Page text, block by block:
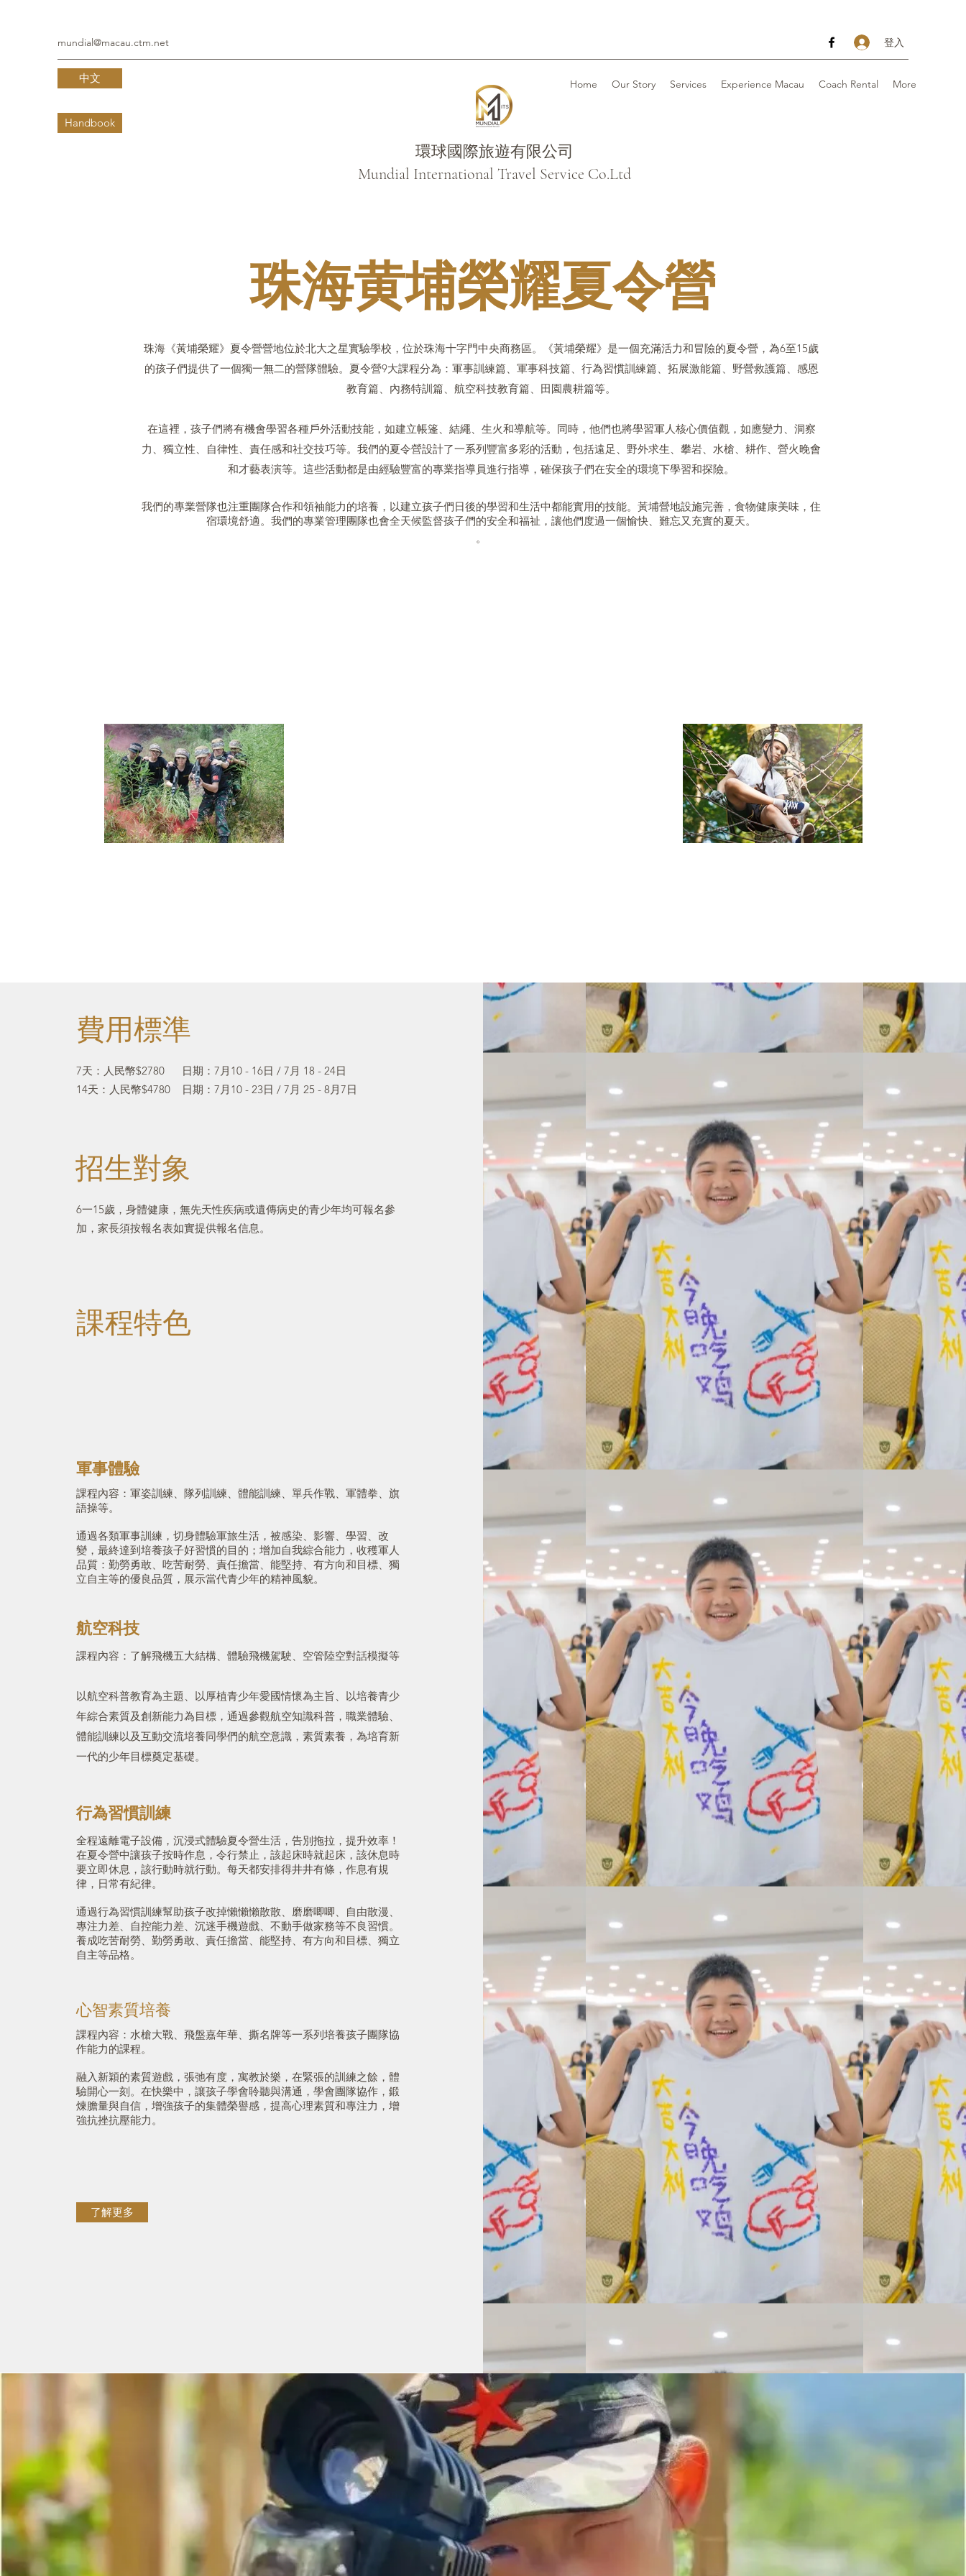
mundial@macau.ctm.net 登入
中文
Handbook
Home Our Story Services Experience Macau Coach Rental More
環球國際旅遊有限公司
Mundial International Travel Service Co.Ltd
珠海黄埔榮耀夏令營
珠海《黃埔榮耀》夏令營營地位於北大之星實驗學校，位於珠海十字門中央商務區。 《黃埔榮耀》 是一個充滿活力和冒險的夏令營，為6至15歲
的孩子們提供了一個獨一無二的營隊體驗。夏令營9大課程分為：軍事訓練篇、軍事科技篇、行為習慣訓練篇、拓展激能篇、野營救護篇、感恩
教育篇、內務特訓篇、航空科技教育篇、田園農耕篇等。
在這裡，孩子們將有機會學習各種戶外活動技能，如建立帳篷、結繩、生火和導航等。同時，他們也將學習軍人核心價值觀，如應變力、洞察
力、獨立性、自律性、責任感和社交技巧等。我們的夏令營設計了一系列豐富多彩的活動，包括遠足、野外求生、攀岩、水槍、耕作、營火晚會
和才藝表演等。這些活動都是由經驗豐富的專業指導員進行指導，確保孩子們在安全的環境下學習和探險。
我們的專業營隊也注重團隊合作和領袖能力的培養，以建立孩子們日後的學習和生活中都能實用的技能。 黃埔營地設施完善，食物健康美味，住
宿環境舒適。我們的專業管理團隊也會全天候監督孩子們的安全和福祉，讓他們度過一個愉快、 難忘又充實的夏天。
。
費用標準
7天：人民幣$2780 日期：7月10 - 16日 / 7月 18 - 24日
14天：人民幣$4780 日期：7月10 - 23日 / 7月 25 - 8月7日
招生對象
6一15歲，身體健康，無先天性疾病或遺傳病史的青少年均可報名參
加，家長須按報名表如實提供報名信息。
課程特色
軍事體驗
課程內容：軍姿訓練、隊列訓練、體能訓練、單兵作戰、軍體拳、旗
語操等。
通過各類軍事訓練，切身體驗軍旅生活，被感染、影響、學習、改
變，最終達到培養孩子好習慣的目的；增加自我綜合能力，收穫軍人
品質：勤勞勇敢、吃苦耐勞、責任擔當、能堅持、有方向和目標、獨
立自主等的優良品質，展示當代青少年的精神風貌。
航空科技
課程內容：了解飛機五大結構、體驗飛機駕駛、空管陸空對話模擬等
以航空科普教育為主題、以厚植青少年愛國情懷為主旨、以培養青少
年綜合素質及創新能力為目標，通過參觀航空知識科普，職業體驗、
體能訓練以及互動交流培養同學們的航空意識，素質素養，為培育新
一代的少年目標奠定基礎。
行為習慣訓練
全程遠離電子設備，沉浸式體驗夏令營生活，告別拖拉，提升效率！
在夏令營中讓孩子按時作息，令行禁止，該起床時就起床，該休息時
要立即休息，該行動時就行動。每天都安排得井井有條，作息有規
律，日常有紀律。
通過行為習慣訓練幫助孩子改掉懶懶懶散散、磨磨唧唧、自由散漫、
專注力差、自控能力差、沉迷手機遊戲、不動手做家務等不良習慣。
養成吃苦耐勞、勤勞勇敢、責任擔當、能堅持、有方向和目標、獨立
自主等品格。
心智素質培養
課程內容：水槍大戰、飛盤嘉年華、撕名牌等一系列培養孩子團隊協
作能力的課程。
融入新穎的素質遊戲，張弛有度，寓教於樂，在緊張的訓練之餘，體
驗開心一刻。在快樂中，讓孩子學會聆聽與溝通，學會團隊協作，鍛
煉膽量與自信，增強孩子的集體榮譽感，提高心理素質和專注力，增
強抗挫抗壓能力。
了解更多